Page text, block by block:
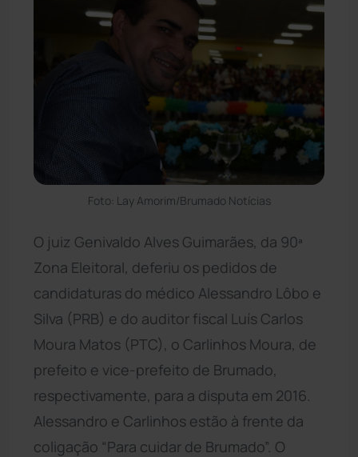
Foto: Lay Amorim/Brumado Notícias
O juiz Genivaldo Alves Guimarães, da 90ª
Zona Eleitoral, deferiu os pedidos de
candidaturas do médico Alessandro Lôbo e
Silva (PRB) e do auditor fiscal Luís Carlos
Moura Matos (PTC), o Carlinhos Moura, de
prefeito e vice-prefeito de Brumado,
respectivamente, para a disputa em 2016.
Alessandro e Carlinhos estão à frente da
coligação “Para cuidar de Brumado”. O